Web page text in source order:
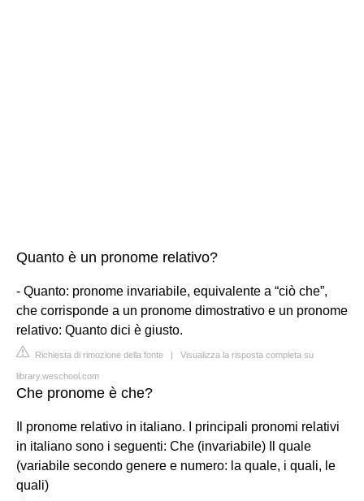
Quanto è un pronome relativo?
- Quanto: pronome invariabile, equivalente a “ciò che”,
che corrisponde a un pronome dimostrativo e un pronome
relativo: Quanto dici è giusto.
Richiesta di rimozione della fonte | Visualizza la risposta completa su
library.weschool.com
Che pronome è che?
Il pronome relativo in italiano. I principali pronomi relativi
in italiano sono i seguenti: Che (invariabile) Il quale
(variabile secondo genere e numero: la quale, i quali, le
quali)